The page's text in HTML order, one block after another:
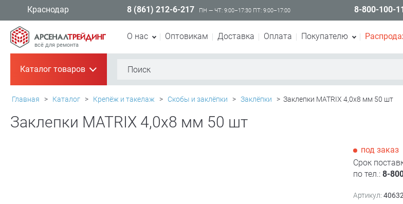
Краснодар 8 (861) 212-6-217 ПН — ЧТ: 9:00–17:30 ПТ: 9:00–17:00 8-800-100-
всё для ремонта
О нас Оптовикам Доставка Оплата Покупателю
Каталог товаров+
Главная > Каталог > Крепёж и такелаж > Скобы и заклёпки > Заклёпки > Заклепки MATRIX 4,0х8 мм 50 шт
Заклепки MATRIX 4,0х8 мм 50 шт
под заказ
Срок
по тел.:8-
Артикул: 40632